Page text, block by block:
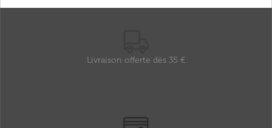
Livraison offerte dès 35 €